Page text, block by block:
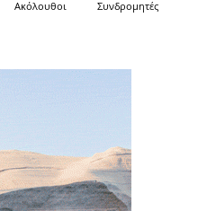
Ακόλουθοι Συνδρομητές